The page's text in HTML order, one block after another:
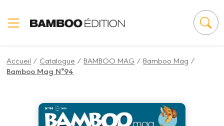
Accueil / Catalogue /BAMBOO MAG /Bamboo Mag /
Bamboo Mag N°94